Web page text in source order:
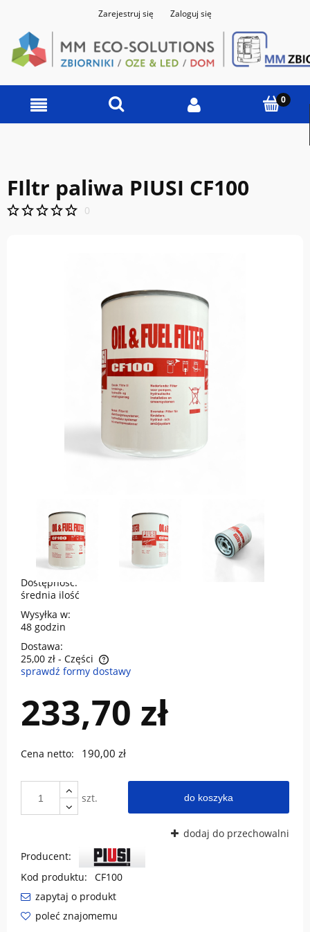
Zarejestruj się Zaloguj się
FIltr paliwa PIUSI CF100
0
Dostępność:
średnia ilość
Wysyłka w:
48 godzin
Dostawa:
25,00 zł - Części
Cena nie zawiera ewentualnych kosztów płatności
sprawdź formy dostawy
233,70 zł
Cena netto: 190,00 zł
szt. do koszyka
dodaj do przechowalni
Producent:
Kod produktu:
CF100
zapytaj o produkt
poleć znajomemu